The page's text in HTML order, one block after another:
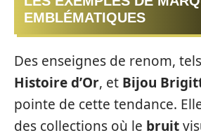
EMBLÉMATIQUES
Des enseignes de renom,
Histoire d’Or, et Bijou
pointe de cette tendance.
des collections où le bruit